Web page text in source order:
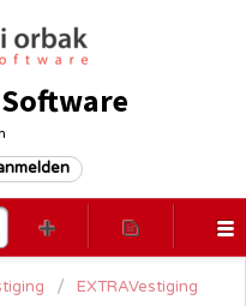
EXTRAVestiging